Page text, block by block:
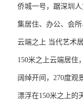
侨城一号，踞深圳
集居住、办公、会
云端之上 当代艺术
150米之上云端居住
阔绰开间，270度观
漂浮在150米之上的